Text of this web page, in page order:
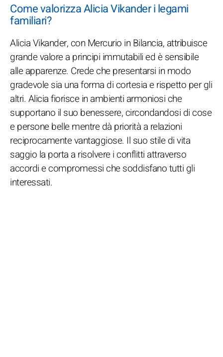
Come valorizza Alicia Vikander i legami
familiari?
Alicia Vikander, con Mercurio in Bilancia, attribuisce
grande valore a principi immutabili ed è sensibile
alle apparenze. Crede che presentarsi in modo
gradevole sia una forma di cortesia e rispetto per gli
altri. Alicia fiorisce in ambienti armoniosi che
supportano il suo benessere, circondandosi di cose
e persone belle mentre dà priorità a relazioni
reciprocamente vantaggiose. Il suo stile di vita
saggio la porta a risolvere i conflitti attraverso
accordi e compromessi che soddisfano tutti gli
interessati.